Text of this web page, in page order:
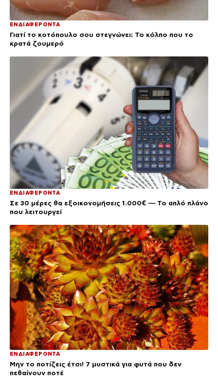
ΕΝΔΙΑΦΕΡΟΝΤΑ
Γιατί το κοτόπουλο σου στεγνώνει; Το κόλπο που το
κρατά ζουμερό
ΕΝΔΙΑΦΕΡΟΝΤΑ
Σε 30 μέρες θα εξοικονομήσεις 1.000€ — Το απλό πλάνο
που λειτουργεί
ΕΝΔΙΑΦΕΡΟΝΤΑ
Μην το ποτίζεις έτσι! 7 μυστικά για φυτά που δεν
πεθαίνουν ποτέ